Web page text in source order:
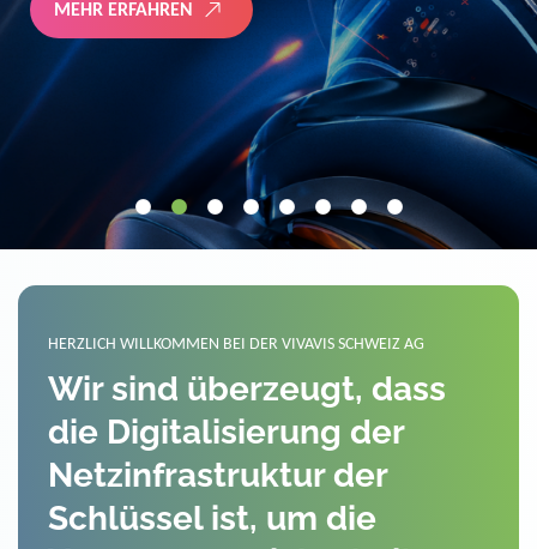
MEHR ERFAHREN
HERZLICH WILLKOMMEN BEI DER VIVAVIS SCHWEIZ AG
Wir sind überzeugt, dass
die Digitalisierung der
Netzinfrastruktur der
Schlüssel ist, um die